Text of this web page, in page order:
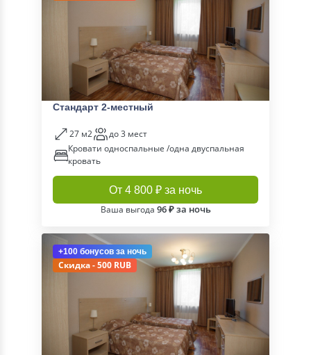
Стандарт 2-местный
27 м2
до 3 мест
Кровати односпальные /одна двуспальная
кровать
От 4 800 ₽ за ночь
Ваша выгода 96 ₽ за ночь
+100 бонусов за ночь
Скидка - 500 RUB